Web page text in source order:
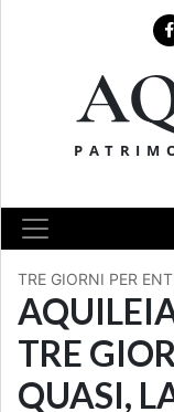
TRE GIORNI PER
TRE
QUASI,